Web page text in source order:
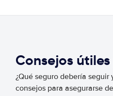
Consejos
¿Qué seguro debería
consejos para asegurarse